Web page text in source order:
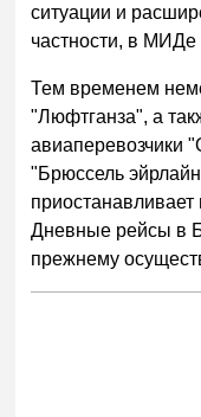
ситуации и
частности, в
Тем временем
"Люфтганза", а
авиаперевозчики
"Брюссель
Дневные рейсы в
прежнему